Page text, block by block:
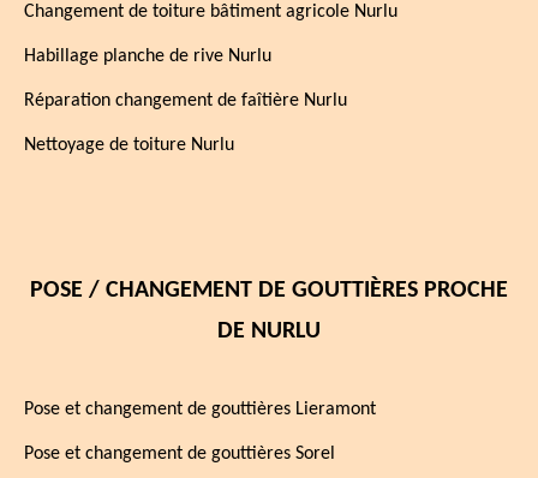
Changement de toiture bâtiment agricole Nurlu
Habillage planche de rive Nurlu
Réparation changement de faîtière Nurlu
Nettoyage de toiture Nurlu
POSE / CHANGEMENT DE GOUTTIÈRES PROCHE
DE NURLU
Pose et changement de gouttières Lieramont
Pose et changement de gouttières Sorel